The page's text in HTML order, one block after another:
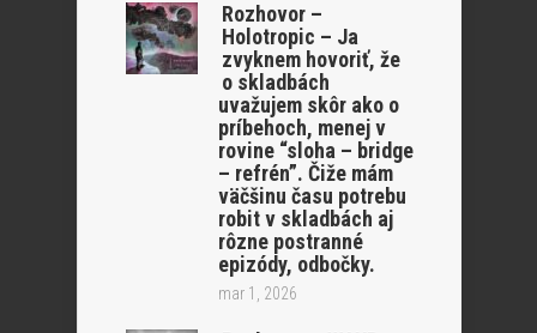
Rozhovor –
Holotropic – Ja
zvyknem hovoriť, že
o skladbách
uvažujem skôr ako o
príbehoch, menej v
rovine “sloha – bridge
– refrén”. Čiže mám
väčšinu času potrebu
robit v skladbách aj
rôzne postranné
epizódy, odbočky.
mar 1, 2026